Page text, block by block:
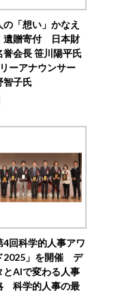
の「想い」かなえ
贈寄付 日本財
誉会長 笹川陽平氏
ーアナウンサー
智子氏
4回科学的人事アワ
2025」を開催 デ
とAIで変わる人事
科学的人事の最